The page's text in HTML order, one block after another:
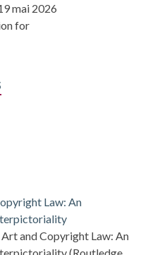
mai 2026
for
Law: An
and Copyright Law: An